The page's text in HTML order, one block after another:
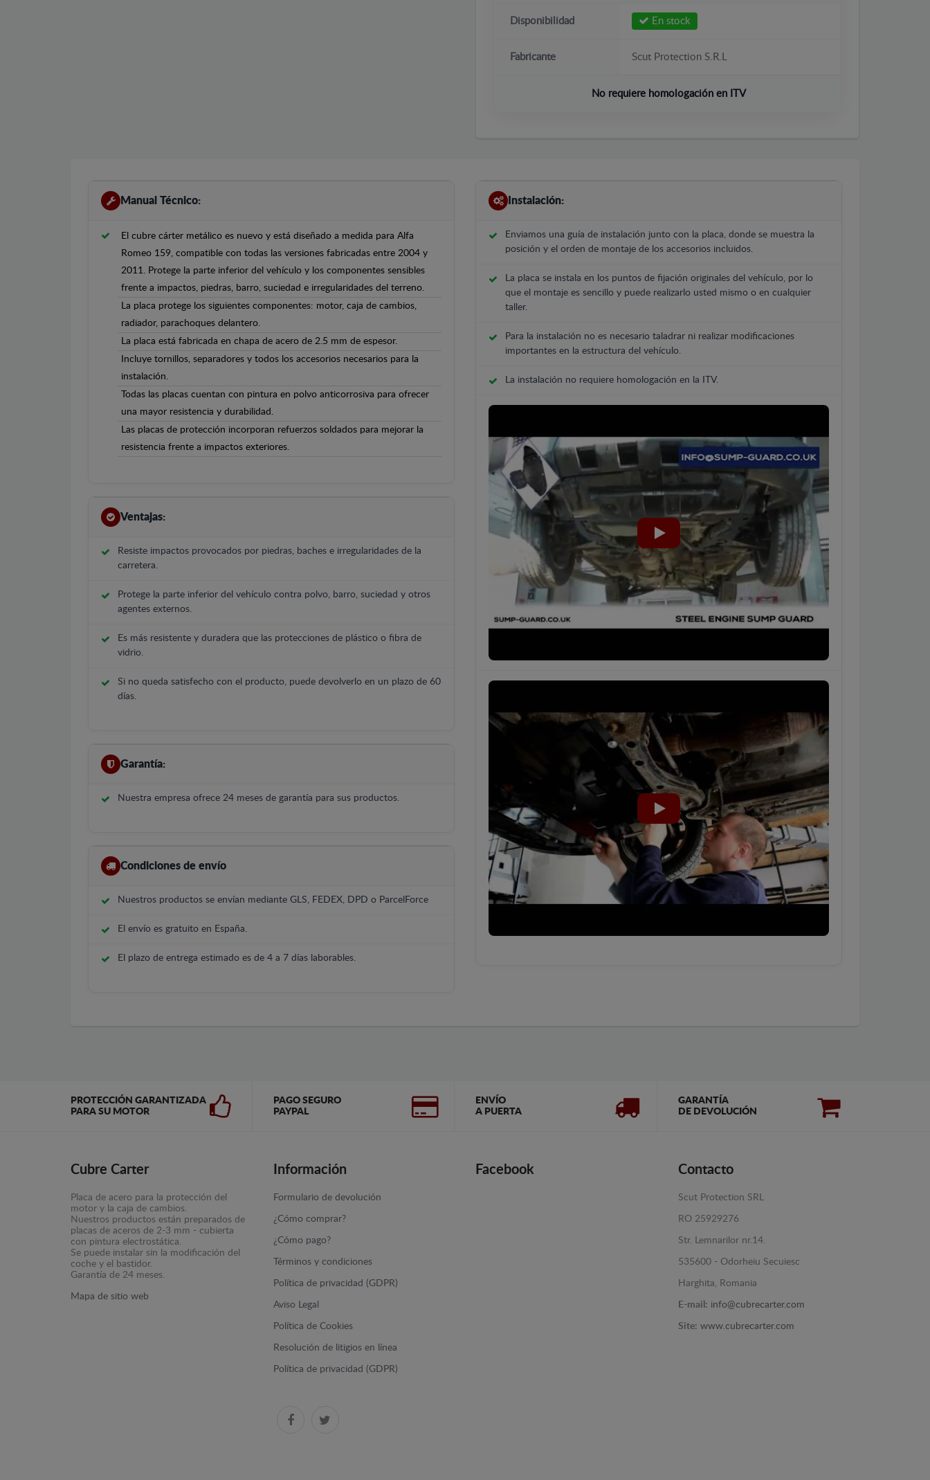
Disponibilidad En stock
Fabricante Scut Protection S.R.L
No requiere homologación en ITV
Manual Técnico:
El cubre cárter metálico es nuevo y está diseñado a medida para Alfa
Romeo 159, compatible con todas las versiones fabricadas entre 2004 y
2011. Protege la parte inferior del vehículo y los componentes sensibles
frente a impactos, piedras, barro, suciedad e irregularidades del terreno.
La placa protege los siguientes componentes: motor, caja de cambios,
radiador, parachoques delantero.
La placa está fabricada en chapa de acero de 2.5 mm de espesor.
Incluye tornillos, separadores y todos los accesorios necesarios para la
instalación.
Todas las placas cuentan con pintura en polvo anticorrosiva para ofrecer
una mayor resistencia y durabilidad.
Las placas de protección incorporan refuerzos soldados para mejorar la
resistencia frente a impactos exteriores.
Ventajas:
Resiste impactos provocados por piedras, baches e irregularidades de la
carretera.
Protege la parte inferior del vehículo contra polvo, barro, suciedad y otros
agentes externos.
Es más resistente y duradera que las protecciones de plástico o fibra de
vidrio.
Si no queda satisfecho con el producto, puede devolverlo en un plazo de 60
días.
Garantía:
Nuestra empresa ofrece 24 meses de garantía para sus productos.
Condiciones de envío
Nuestros productos se envían mediante GLS, FEDEX, DPD o ParcelForce
El envío es gratuito en España.
El plazo de entrega estimado es de 4 a 7 días laborables.
Instalación:
Enviamos una guía de instalación junto con la placa, donde se muestra la
posición y el orden de montaje de los accesorios incluidos.
La placa se instala en los puntos de fijación originales del vehículo, por lo
que el montaje es sencillo y puede realizarlo usted mismo o en cualquier
taller.
Para la instalación no es necesario taladrar ni realizar modificaciones
importantes en la estructura del vehículo.
La instalación no requiere homologación en la ITV.
PROTECCIÓN GARANTIZADA
PARA SU MOTOR
PAGO SEGURO
PAYPAL
ENVÍO
A PUERTA
GARANTÍA
DE DEVOLUCIÓN
Cubre Carter
Placa de acero para la protección del
motor y la caja de cambios.
Nuestros productos están preparados de
placas de aceros de 2-3 mm - cubierta
con pintura electrostática.
Se puede instalar sin la modificación del
coche y el bastidor.
Garantía de 24 meses.
Mapa de sitio web
Información
Formulario de devolución
¿Cómo comprar?
¿Cómo pago?
Términos y condiciones
Política de privacidad (GDPR)
Aviso Legal
Política de Cookies
Resolución de litigios en línea
Política de privacidad (GDPR)
Facebook Contacto
Scut Protection SRL
RO 25929276
Str. Lemnarilor nr.14.
535600 - Odorheiu Secuiesc
Harghita, Romania
E-mail: info@cubrecarter.com
Site: www.cubrecarter.com